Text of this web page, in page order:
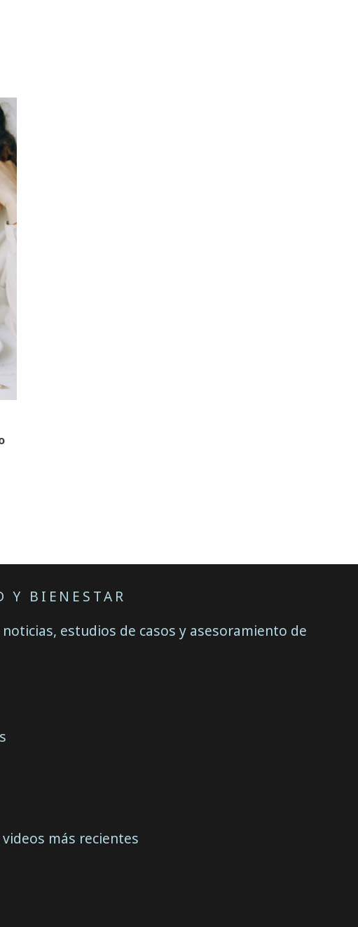
Y BIENESTAR
estudios de casos y asesoramiento de
más recientes